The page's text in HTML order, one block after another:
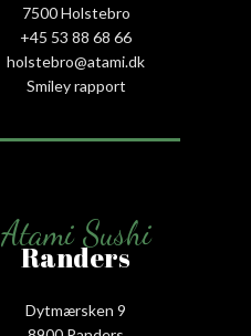
7500 Holstebro
+45 53 88 68 66
holstebro@atami.dk
Smiley rapport
Atami Sushi
Randers
Dytmærsken 9